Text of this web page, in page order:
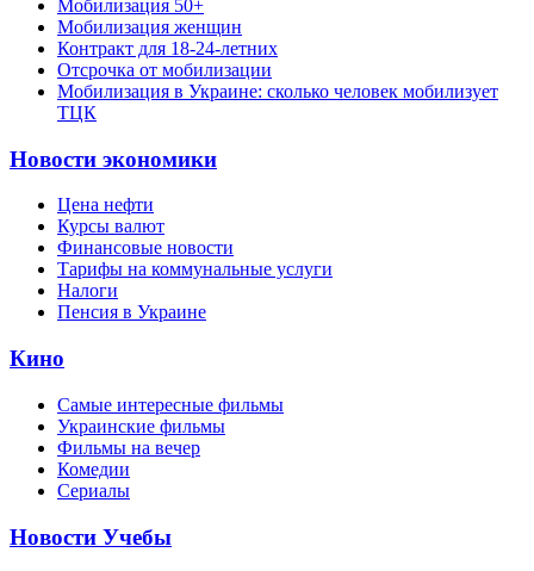
Мобилизация 50+
Мобилизация женщин
Контракт для 18-24-летних
Отсрочка от мобилизации
Мобилизация в Украине: сколько человек мобилизует
ТЦК
Новости экономики
Цена нефти
Курсы валют
Финансовые новости
Тарифы на коммунальные услуги
Налоги
Пенсия в Украине
Кино
Самые интересные фильмы
Украинские фильмы
Фильмы на вечер
Комедии
Сериалы
Новости Учебы